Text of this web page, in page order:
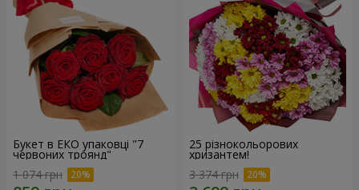
Букет в ЕКО упаковці "7
червоних троянд"
1 074 грн
25 різнокольорових
хризантем!
3 374 грн